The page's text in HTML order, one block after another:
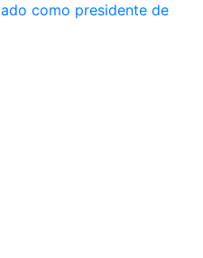
como presidente de